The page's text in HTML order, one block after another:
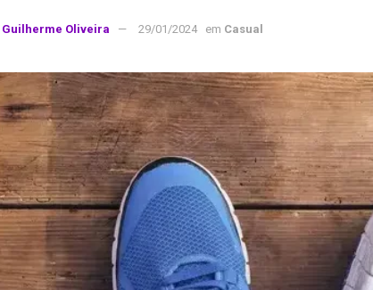
Guilherme Oliveira 29/01/2024 em Casual